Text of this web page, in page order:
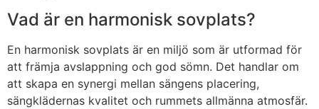
Vad är en harmonisk sovplats?
En harmonisk sovplats är en miljö som är utformad för
att främja avslappning och god sömn. Det handlar om
att skapa en synergi mellan sängens placering,
sängklädernas kvalitet och rummets allmänna atmosfär.